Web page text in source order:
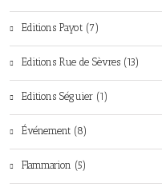
Editions Payot (7)
Editions Rue de Sèvres (13)
Editions Séguier (1)
Événement (8)
Flammarion (5)